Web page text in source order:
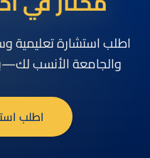
اطلب استشارة تعليمية
والجامعة الأنسب
اطلب